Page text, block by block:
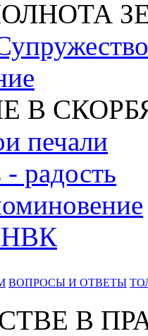
В
печали
радость
ВОПРОСЫ И ОТВЕТЫ
В